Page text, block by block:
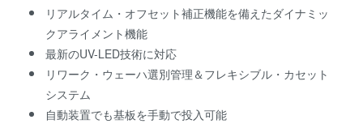
リアルタイム・オフセット補正機能を備えたダイナミッ
クアライメント機能
最新のUV-LED技術に対応
リワーク・ウェーハ選別管理＆フレキシブル・カセット
システム
自動装置でも基板を手動で投入可能